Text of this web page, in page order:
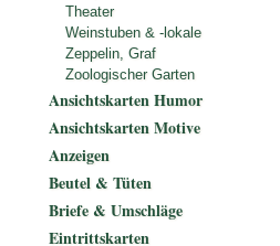
Theater
Weinstuben & -lokale
Zeppelin, Graf
Zoologischer Garten
Ansichtskarten Humor
Ansichtskarten Motive
Anzeigen
Beutel & Tüten
Briefe & Umschläge
Eintrittskarten